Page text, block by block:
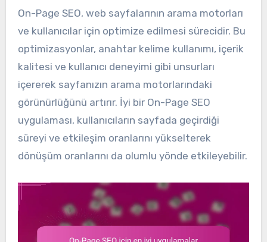
On-Page SEO, web sayfalarının arama motorları
ve kullanıcılar için optimize edilmesi sürecidir. Bu
optimizasyonlar, anahtar kelime kullanımı, içerik
kalitesi ve kullanıcı deneyimi gibi unsurları
içererek sayfanızın arama motorlarındaki
görünürlüğünü artırır. İyi bir On-Page SEO
uygulaması, kullanıcıların sayfada geçirdiği
süreyi ve etkileşim oranlarını yükselterek
dönüşüm oranlarını da olumlu yönde etkileyebilir.